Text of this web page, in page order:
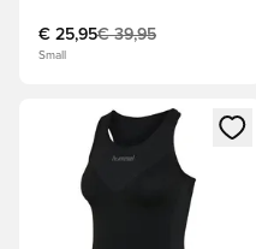
€ 25,95€ 39,95
Small
Opent een venster om in